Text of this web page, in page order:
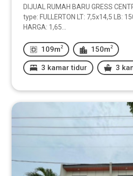
DIJUAL RUMAH BARU GRESS
type: FULLERTON LT: 7,5x14,5 LB:
HARGA: 1,65...
109m 2 150m 2
3 kamar tidur 3